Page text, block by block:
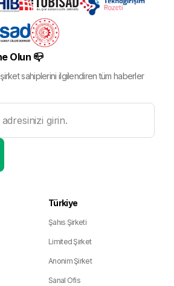
Olun 📪
şirket sahiplerini ilgilendiren tüm haberler
Türkiye
Şahıs Şirketi
Limited Şirket
Anonim Şirket
Sanal Ofis